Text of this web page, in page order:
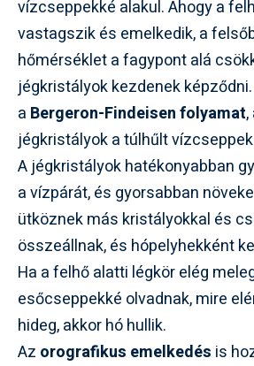
vízcseppekké alakul. Ahogy a
vastagszik és emelkedik, a
hőmérséklet a fagypont alá
jégkristályok kezdenek
a Bergeron-Findeisen folyamat,
jégkristályok a túlhűlt
A jégkristályok hatékonyabban
a vízpárát, és gyorsabban
ütköznek más kristályokkal és
összeállnak, és hópelyhekként
Ha a felhő alatti légkör elég
esőcseppekké olvadnak, mire
hideg, akkor hó hullik.
Az orografikus emelkedés is